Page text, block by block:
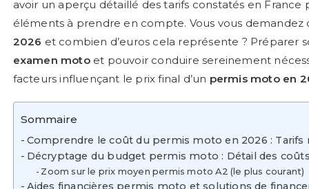
avoir un aperçu détaillé des tarifs constatés en
éléments à prendre en compte. Vous vous
2026 et combien d’euros cela représente ? Préparer
examen motoet pouvoir conduire sereinement
facteurs influençant le prix final d’un permis moto en
Sommaire
Comprendre le coût du permis moto en 2026 : Tarifs
Décryptage du budget permis moto : Détail des
Zoom sur le prix moyen permis moto A2 (le plus courant)
Aides financières permis moto et solutions de